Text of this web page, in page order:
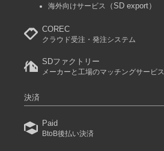
海外向けサービス
（SD export）
COREC
クラウド受注・発注システム
SDファクトリー
メーカーと工場のマッチングサービス
決済
Paid
BtoB後払い決済